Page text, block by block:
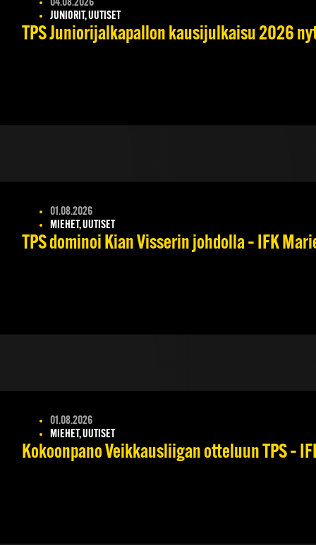
04.08.2026
JUNIORIT, UUTISET
TPS Juniorijalkapallon kausijulkaisu 2026
01.08.2026
MIEHET, UUTISET
TPS dominoi Kian Visserin johdolla – IFK
01.08.2026
MIEHET, UUTISET
Kokoonpano Veikkausliigan otteluun TPS –